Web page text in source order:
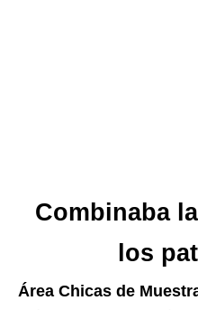
Combinaba
los
Área Chicas de